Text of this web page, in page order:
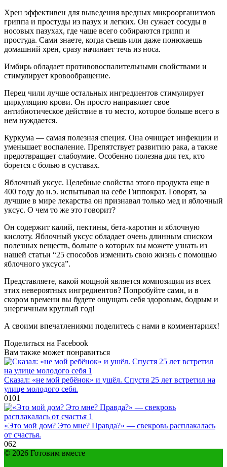
Хрен эффективен для выведения вредных микроорганизмов
гриппа и простуды из пазух и легких. Он сужает сосуды в
носовых пазухах, где чаще всего собираются грипп и
простуда. Сами знаете, когда съешь или даже понюхаешь
домашний хрен, сразу начинает течь из носа.
Имбирь обладает противовоспалительными свойствами и
стимулирует кровообращение.
Перец чили лучше остальных ингредиентов стимулирует
циркуляцию крови. Он просто направляет свое
антибиотическое действие в то место, которое больше всего в
нем нуждается.
Куркума — самая полезная специя. Она очищает инфекции и
уменьшает воспаление. Препятствует развитию рака, а также
предотвращает слабоумие. Особенно полезна для тех, кто
борется с болью в суставах.
Яблочный уксус. Целебные свойства этого продукта еще в
400 году до н.э. испытывал на себе Гиппократ. Говорят, за
лучшие в мире лекарства он признавал только мед и яблочный
уксус. О чем то же это говорит?
Он содержит калий, пектины, бета-каротин и яблочную
кислоту. Яблочный уксус обладает очень длинным списком
полезных веществ, больше о которых вы можете узнать из
нашей статьи “25 способов изменить свою жизнь с помощью
яблочного уксуса”.
Представляете, какой мощной является композиция из всех
этих невероятных ингредиентов? Попробуйте сами, и в
скором времени вы будете ощущать себя здоровым, бодрым и
энергичным круглый год!
А своими впечатлениями поделитесь с нами в комментариях!
Поделиться на Facebook
Вам также может понравиться
Сказал: «не мой ребёнок» и ушёл. Спустя 25 лет встретил на
улице молодого себя.
0101
«Это мой дом? Это мне? Правда?» — свекровь расплакалась
от счастья.
062
© 2026 Готовим вместе